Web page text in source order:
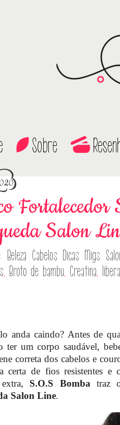
Sobre
Salon
Beleza Cabelos Dicas Migs
, Broto de bambu, Creatina,
anda caindo? Antes de
ter um corpo saudável,
correta dos cabelos e
certa de fios resistentes e
S.O.S Bomba traz
Salon Line.